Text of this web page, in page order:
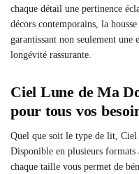
chaque détail une pertinence
décors contemporains, la
garantissant non seulement une
longévité rassurante.
Ciel Lune de Ma
pour tous vos
Quel que soit le type de lit, Ciel
Disponible en plusieurs
chaque taille vous permet de